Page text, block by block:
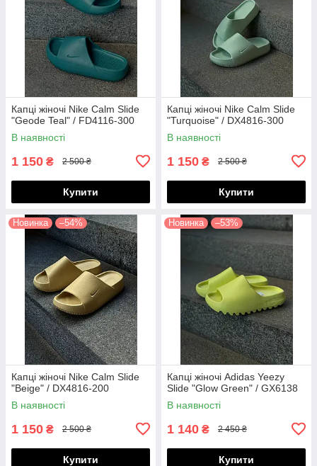
Капці жіночі Nike Calm Slide
"Geode Teal" / FD4116-300
В наявності
1 150 ₴ 2 500 ₴
Купити
Капці жіночі Nike Calm Slide
"Turquoise" / DX4816-300
В наявності
1 150 ₴ 2 500 ₴
Купити
Новинка –54%
Капці жіночі Nike Calm Slide
"Beige" / DX4816-200
В наявності
1 150 ₴ 2 500 ₴
Купити
Новинка –53%
Капці жіночі Adidas Yeezy
Slide "Glow Green" / GX6138
В наявності
1 140 ₴ 2 450 ₴
Купити